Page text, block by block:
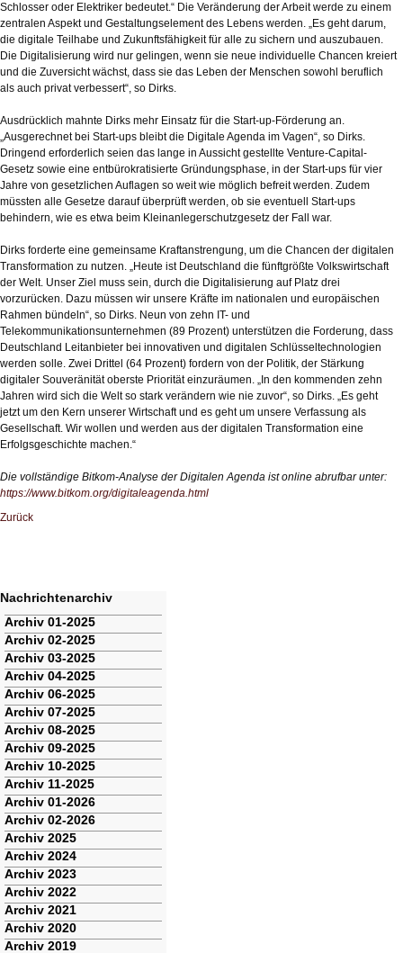
Schlosser oder Elektriker bedeutet.“ Die Veränderung der Arbeit werde zu einem
zentralen Aspekt und Gestaltungselement des Lebens werden. „Es geht darum,
die digitale Teilhabe und Zukunftsfähigkeit für alle zu sichern und auszubauen.
Die Digitalisierung wird nur gelingen, wenn sie neue individuelle Chancen kreiert
und die Zuversicht wächst, dass sie das Leben der Menschen sowohl beruflich
als auch privat verbessert“, so Dirks.
Ausdrücklich mahnte Dirks mehr Einsatz für die Start-up-Förderung an.
„Ausgerechnet bei Start-ups bleibt die Digitale Agenda im Vagen“, so Dirks.
Dringend erforderlich seien das lange in Aussicht gestellte Venture-Capital-
Gesetz sowie eine entbürokratisierte Gründungsphase, in der Start-ups für vier
Jahre von gesetzlichen Auflagen so weit wie möglich befreit werden. Zudem
müssten alle Gesetze darauf überprüft werden, ob sie eventuell Start-ups
behindern, wie es etwa beim Kleinanlegerschutzgesetz der Fall war.
Dirks forderte eine gemeinsame Kraftanstrengung, um die Chancen der digitalen
Transformation zu nutzen. „Heute ist Deutschland die fünftgrößte Volkswirtschaft
der Welt. Unser Ziel muss sein, durch die Digitalisierung auf Platz drei
vorzurücken. Dazu müssen wir unsere Kräfte im nationalen und europäischen
Rahmen bündeln“, so Dirks. Neun von zehn IT- und
Telekommunikationsunternehmen (89 Prozent) unterstützen die Forderung, dass
Deutschland Leitanbieter bei innovativen und digitalen Schlüsseltechnologien
werden solle. Zwei Drittel (64 Prozent) fordern von der Politik, der Stärkung
digitaler Souveränität oberste Priorität einzuräumen. „In den kommenden zehn
Jahren wird sich die Welt so stark verändern wie nie zuvor“, so Dirks. „Es geht
jetzt um den Kern unserer Wirtschaft und es geht um unsere Verfassung als
Gesellschaft. Wir wollen und werden aus der digitalen Transformation eine
Erfolgsgeschichte machen.“
Die vollständige Bitkom-Analyse der Digitalen Agenda ist online abrufbar unter:
https://www.bitkom.org/digitaleagenda.html
Zurück
Nachrichtenarchiv
Navigation
überspringen
Archiv 01-2025
Archiv 02-2025
Archiv 03-2025
Archiv 04-2025
Archiv 06-2025
Archiv 07-2025
Archiv 08-2025
Archiv 09-2025
Archiv 10-2025
Archiv 11-2025
Archiv 01-2026
Archiv 02-2026
Archiv 2025
Archiv 2024
Archiv 2023
Archiv 2022
Archiv 2021
Archiv 2020
Archiv 2019